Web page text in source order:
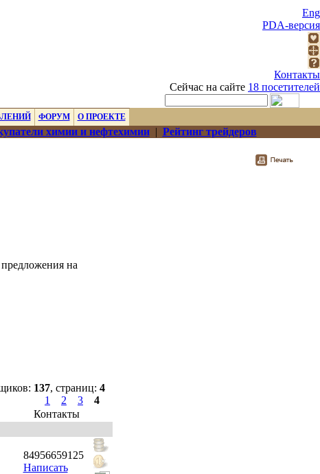
Eng
PDA-версия
Контакты
Сейчас на сайте 18 посетителей
ФОРУМ О ПРОЕКТЕ
химии и нефтехимии| Рейтинг трейдеров
на
137, страниц: 4
1
2 3
4
Контакты
84956659125
Написать